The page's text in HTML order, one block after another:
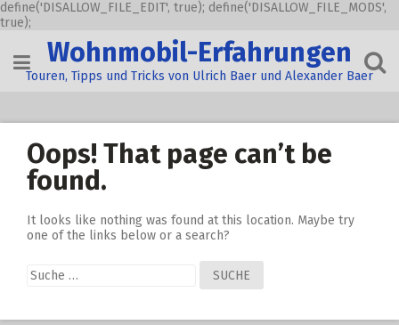
define('DISALLOW_FILE_EDIT', true); define('DISALLOW_FILE_MODS',
true);
content
Wohnmobil-Erfahrungen
Touren, Tipps und Tricks von Ulrich Baer und Alexander Baer
Oops! That page can’t be
found.
It looks like nothing was found at this location. Maybe try
one of the links below or a search?
Suche
nach: